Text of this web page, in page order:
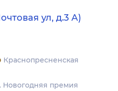
ул, д.3 А)
Краснопресненская
Новогодняя премия